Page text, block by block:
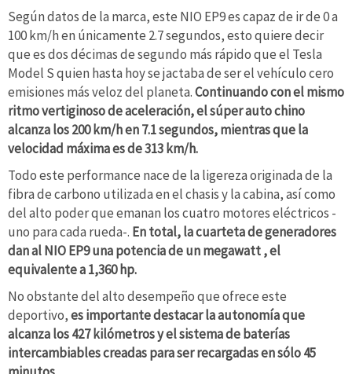
Según datos de la marca, este NIO EP9 es capaz de ir de 0 a
100 km/h en únicamente 2.7 segundos, esto quiere decir
que es dos décimas de segundo más rápido que el Tesla
Model S quien hasta hoy se jactaba de ser el vehículo cero
emisiones más veloz del planeta.Continuando con el mismo
ritmo vertiginoso de aceleración, el súper auto chino
alcanza los 200 km/h en 7.1 segundos, mientras que la
velocidad máxima es de 313 km/h.
Todo este performance nace de la ligereza originada de la
fibra de carbono utilizada en el chasis y la cabina, así como
del alto poder que emanan los cuatro motores eléctricos -
uno para cada rueda-. En total, la cuarteta de generadores
dan al NIO EP9 una potencia de un megawatt , el
equivalente a 1,360 hp.
No obstante del alto desempeño que ofrece este
deportivo,es importante destacar la autonomía que
alcanza los 427 kilómetros y el sistema de baterías
intercambiables creadas para ser recargadas en sólo 45